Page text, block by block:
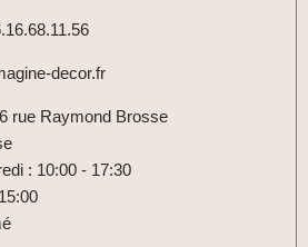
decor.fr
rue Raymond Brosse
: 10:00 - 17:30